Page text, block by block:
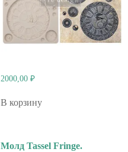
2000,00 ₽
В корзину
Молд Tassel Fringe.